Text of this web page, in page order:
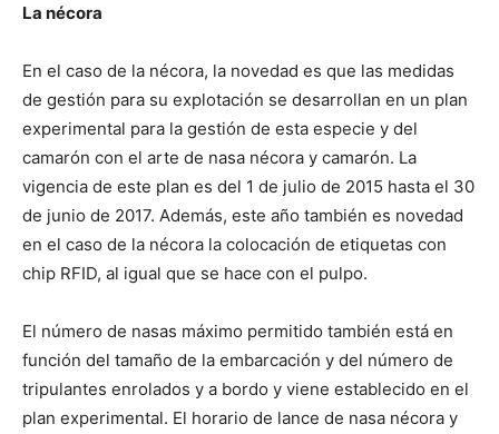
La nécora
En el caso de la nécora, la novedad es que las medidas
de gestión para su explotación se desarrollan en un plan
experimental para la gestión de esta especie y del
camarón con el arte de nasa nécora y camarón. La
vigencia de este plan es del 1 de julio de 2015 hasta el 30
de junio de 2017. Además, este año también es novedad
en el caso de la nécora la colocación de etiquetas con
chip RFID, al igual que se hace con el pulpo.
El número de nasas máximo permitido también está en
función del tamaño de la embarcación y del número de
tripulantes enrolados y a bordo y viene establecido en el
plan experimental. El horario de lance de nasa nécora y